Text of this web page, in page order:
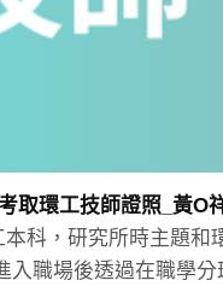
取環工技師證照_黃O
科，研究所時主題和
入職場後透過在職學分